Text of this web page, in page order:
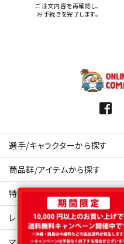
ご注文内容を再確認し、
お手続きを完了します。
選手/キャラクターから探す
商品群/アイテムから探す
特集ページを見てみる
レビュー・口コミ 一覧ページ
マイアカウント